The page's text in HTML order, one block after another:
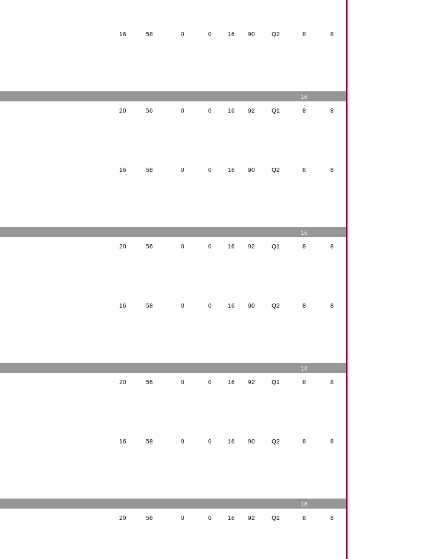
16 58 0 0 16 90 Q2 8 8
16
20 56 0 0 16 92 Q1 8 8
16 58 0 0 16 90 Q2 8 8
16
20 56 0 0 16 92 Q1 8 8
16 58 0 0 16 90 Q2 8 8
16
20 56 0 0 16 92 Q1 8 8
16 58 0 0 16 90 Q2 8 8
16
20 56 0 0 16 92 Q1 8 8